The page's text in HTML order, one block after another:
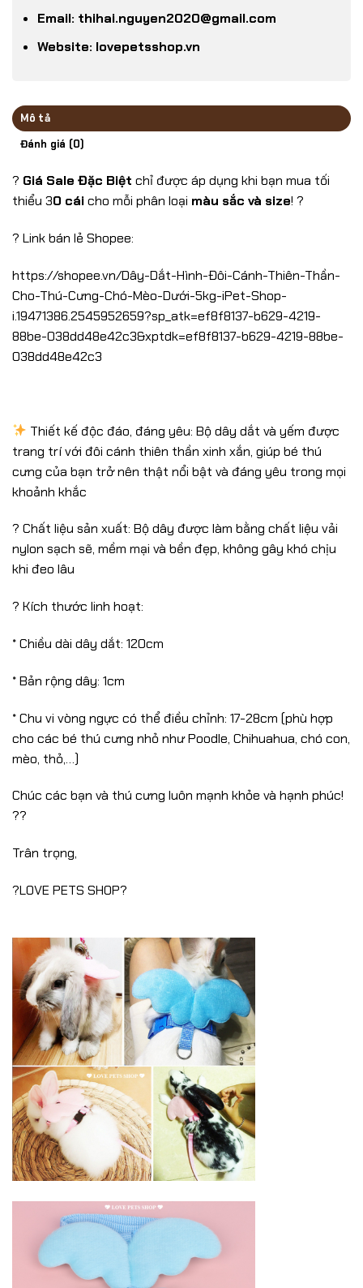
Email: thihai.nguyen2020@gmail.com
Website: lovepetsshop.vn
Mô tả
Đánh giá (0)
? Giá Sale Đặc Biệt chỉ được áp dụng khi bạn mua tối
thiểu 30 cáicho mỗi phân loại màu sắc và size! ?
? Link bán lẻ Shopee:
https://shopee.vn/Dây-Dắt-Hình-Đôi-Cánh-Thiên-Thần-
Cho-Thú-Cưng-Chó-Mèo-Dưới-5kg-iPet-Shop-
i.19471386.2545952659?sp_atk=ef8f8137-b629-4219-
88be-038dd48e42c3&xptdk=ef8f8137-b629-4219-88be-
038dd48e42c3
Thiết kế độc đáo, đáng yêu: Bộ dây dắt và yếm được
trang trí với đôi cánh thiên thần xinh xắn, giúp bé thú
cưng của bạn trở nên thật nổi bật và đáng yêu trong mọi
khoảnh khắc
? Chất liệu sản xuất: Bộ dây được làm bằng chất liệu vải
nylon sạch sẽ, mềm mại và bền đẹp, không gây khó chịu
khi đeo lâu
? Kích thước linh hoạt:
* Chiều dài dây dắt: 120cm
* Bản rộng dây: 1cm
* Chu vi vòng ngực có thể điều chỉnh: 17-28cm (phù hợp
cho các bé thú cưng nhỏ như Poodle, Chihuahua, chó con,
mèo, thỏ,…)
Chúc các bạn và thú cưng luôn mạnh khỏe và hạnh phúc!
??
Trân trọng,
?LOVE PETS SHOP?